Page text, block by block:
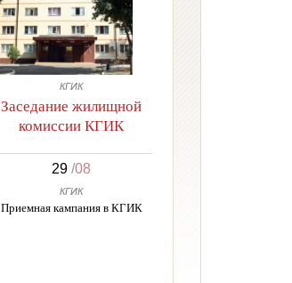
КГИК
Заседание жилищной
комиссии КГИК
29 /08
КГИК
Приемная кампания в КГИК